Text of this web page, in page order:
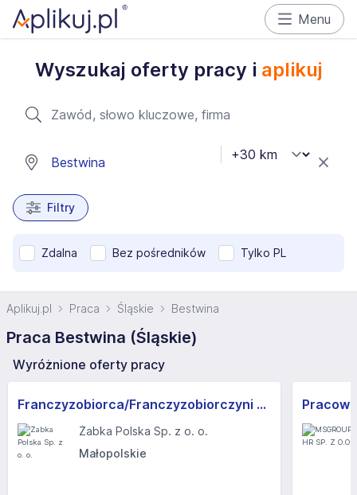
Menu
Wyszukaj oferty pracy i aplikuj
Filtry
Zdalna Bez pośredników Tylko PL
Aplikuj.pl Praca Śląskie Bestwina
Praca Bestwina (Śląskie)
Wyróżnione oferty pracy
Franczyzobiorca/Franczyzobiorczyni sklepu Żabka
Żabka Polska Sp. z o. o.
Małopolskie